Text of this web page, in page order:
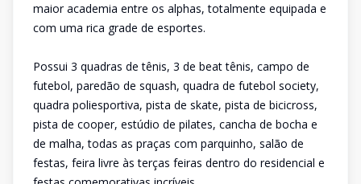
maior academia entre os alphas, totalmente equipada e
com uma rica grade de esportes.
Possui 3 quadras de tênis, 3 de beat tênis, campo de
futebol, paredão de squash, quadra de futebol society,
quadra poliesportiva, pista de skate, pista de bicicross,
pista de cooper, estúdio de pilates, cancha de bocha e
de malha, todas as praças com parquinho, salão de
festas, feira livre às terças feiras dentro do residencial e